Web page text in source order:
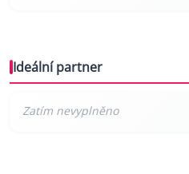
Ideální partner